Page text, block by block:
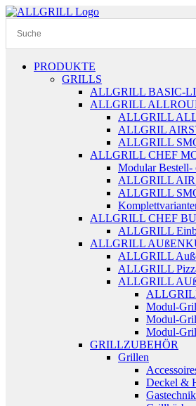
Zum
springen
PRODUKTE
GRILLS
ALLGRILL BASIC-
ALLGRILL
ALLGRILL
ALLGRIL
ALLGRILL
ALLGRILL CHEF
Modular Bestell-
ALLGRILL
ALLGRILL
ALLGRILL CHEF
ALLGRILL
ALLGRILL
ALLGRILL
ALLGRILL
ALLGRILL
Modul-
Modul-
Modul-
GRILLZUBEHÖR
Grillen
Deckel &
Gastechnik